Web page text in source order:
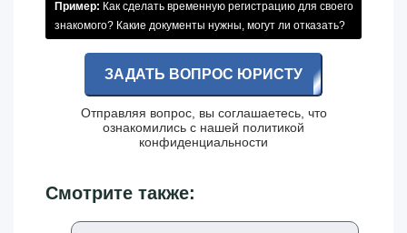
Пример: Как сделать временную регистрацию для своего
знакомого? Какие документы нужны, могут ли отказать?
ЗАДАТЬ ВОПРОС ЮРИСТУ
Отправляя вопрос, вы соглашаетесь, что
ознакомились с нашей политикой
конфиденциальности
Смотрите также: